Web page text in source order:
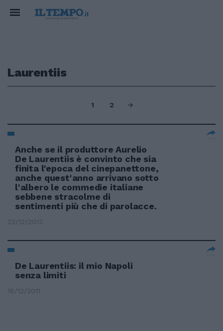
Laurentiis
1 2
Anche se il produttore Aurelio
De Laurentiis è convinto che sia
finita l'epoca del cinepanettone,
anche quest'anno arrivano sotto
l'albero le commedie italiane
sebbene stracolme di
sentimenti più che di parolacce.
23/12/2012
De Laurentiis: il mio Napoli
senza limiti
18/12/2011